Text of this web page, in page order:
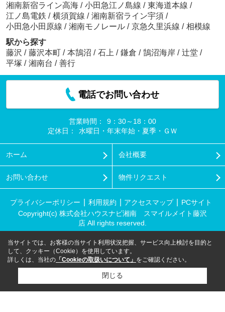
湘南新宿ライン高海 / 小田急江ノ島線 / 東海道本線 /
江ノ島電鉄 / 横須賀線 / 湘南新宿ライン宇須 /
小田急小田原線 / 湘南モノレール / 京急久里浜線 / 相模線
駅から探す
藤沢 / 藤沢本町 / 本鵠沼 / 石上 / 鎌倉 / 鵠沼海岸 / 辻堂 /
平塚 / 湘南台 / 善行
電話でお問い合わせ
営業時間：
9：30～18：00
定休日：
水曜日・年末年始・夏季・ＧＷ
ホーム 会社概要
お問い合わせ 物件リクエスト
プライバシーポリシー 利用規約 アクセスマップ
PCサイト
Copyright(c) 株式会社ハウスナビ湘南 スマイルメイト藤沢
店 All rights reserved.
当サイトでは、お客様の当サイト利用状況把握、サービス向上検討を目的と
して、クッキー（Cookie）を使用しています。
詳しくは、当社の 「Cookieの取扱いについて」 をご確認ください。
閉じる